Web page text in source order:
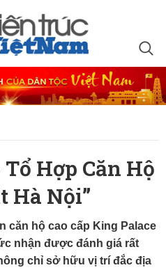
Hợp Căn Hộ
Hà Nội”
căn hộ cao cấp King Palace
nhận được đánh giá rất
chỉ sở hữu vị trí đắc địa